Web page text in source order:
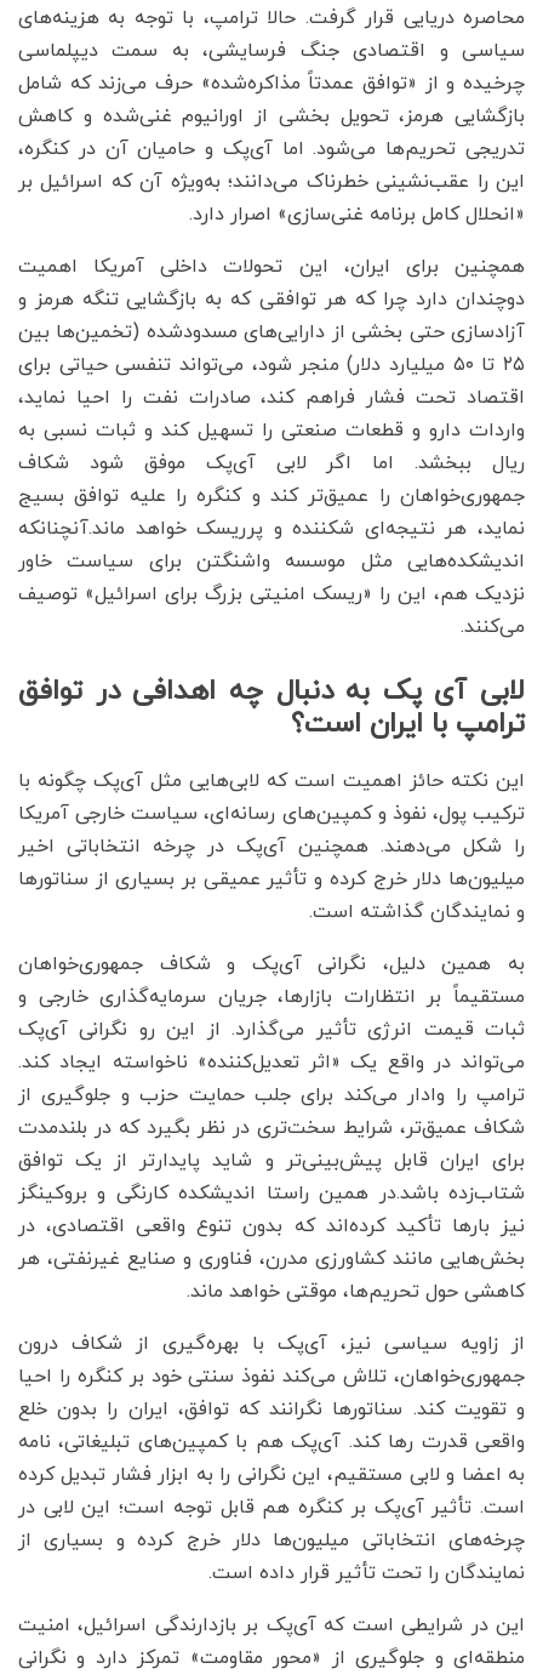
محاصره دریایی قرار گرفت. حالا ترامپ، با توجه به هزینه‌های
سیاسی و اقتصادی جنگ فرسایشی، به سمت دیپلماسی
چرخیده و از «توافق عمدتاً مذاکره‌شده» حرف می‌زند که شامل
بازگشایی هرمز، تحویل بخشی از اورانیوم غنی‌شده و کاهش
تدریجی تحریم‌ها می‌شود. اما آی‌پک و حامیان آن در کنگره،
این را عقب‌نشینی خطرناک می‌دانند؛ به‌ویژه آن که اسرائیل بر
«انحلال کامل برنامه غنی‌سازی» اصرار دارد.
همچنین برای ایران، این تحولات داخلی آمریکا اهمیت
دوچندان دارد چرا که هر توافقی که به بازگشایی تنگه هرمز و
آزادسازی حتی بخشی از دارایی‌های مسدودشده (تخمین‌ها بین
۲۵ تا ۵۰ میلیارد دلار) منجر شود، می‌تواند تنفسی حیاتی برای
اقتصاد تحت فشار فراهم کند، صادرات نفت را احیا نماید،
واردات دارو و قطعات صنعتی را تسهیل کند و ثبات نسبی به
ریال ببخشد. اما اگر لابی آی‌پک موفق شود شکاف
جمهوری‌خواهان را عمیق‌تر کند و کنگره را علیه توافق بسیج
نماید، هر نتیجه‌ای شکننده و پرریسک خواهد ماند.آنچنانکه
اندیشکده‌هایی مثل موسسه واشنگتن برای سیاست خاور
نزدیک هم، این را «ریسک امنیتی بزرگ برای اسرائیل» توصیف
می‌کنند.
لابی آی پک به دنبال چه اهدافی در توافق
ترامپ با ایران است؟
این نکته حائز اهمیت است که لابی‌هایی مثل آی‌پک چگونه با
ترکیب پول، نفوذ و کمپین‌های رسانه‌ای، سیاست خارجی آمریکا
را شکل می‌دهند. همچنین آی‌پک در چرخه انتخاباتی اخیر
میلیون‌ها دلار خرج کرده و تأثیر عمیقی بر بسیاری از سناتورها
و نمایندگان گذاشته است.
به همین دلیل، نگرانی آی‌پک و شکاف جمهوری‌خواهان
مستقیماً بر انتظارات بازارها، جریان سرمایه‌گذاری خارجی و
ثبات قیمت انرژی تأثیر می‌گذارد. از این رو نگرانی آی‌پک
می‌تواند در واقع یک «اثر تعدیل‌کننده» ناخواسته ایجاد کند.
ترامپ را وادار می‌کند برای جلب حمایت حزب و جلوگیری از
شکاف عمیق‌تر، شرایط سخت‌تری در نظر بگیرد که در بلندمدت
برای ایران قابل پیش‌بینی‌تر و شاید پایدارتر از یک توافق
شتاب‌زده باشد.در همین راستا اندیشکده کارنگی و بروکینگز
نیز بارها تأکید کرده‌اند که بدون تنوع واقعی اقتصادی، در
بخش‌هایی مانند کشاورزی مدرن، فناوری و صنایع غیرنفتی، هر
کاهشی حول تحریم‌ها، موقتی خواهد ماند.
از زاویه سیاسی نیز، آی‌پک با بهره‌گیری از شکاف درون
جمهوری‌خواهان، تلاش می‌کند نفوذ سنتی خود بر کنگره را احیا
و تقویت کند. سناتورها نگرانند که توافق، ایران را بدون خلع
واقعی قدرت رها کند. آی‌پک هم با کمپین‌های تبلیغاتی، نامه
به اعضا و لابی مستقیم، این نگرانی را به ابزار فشار تبدیل کرده
است. تأثیر آی‌پک بر کنگره هم قابل توجه است؛ این لابی در
چرخه‌های انتخاباتی میلیون‌ها دلار خرج کرده و بسیاری از
نمایندگان را تحت تأثیر قرار داده است.
این در شرایطی است که آی‌پک بر بازدارندگی اسرائیل، امنیت
منطقه‌ای و جلوگیری از «محور مقاومت» تمرکز دارد و نگرانی